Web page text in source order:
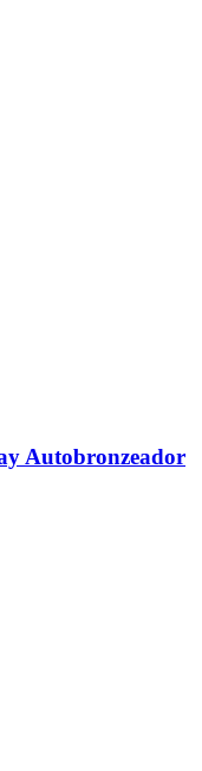
Autobronzeador